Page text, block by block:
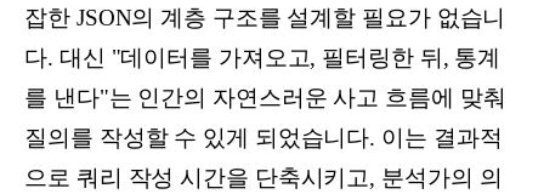
잡한 JSON의 계층 구조를 설계할 필요가 없습니
다. 대신 "데이터를 가져오고, 필터링한 뒤, 통계
를 낸다"는 인간의 자연스러운 사고 흐름에 맞춰
질의를 작성할 수 있게 되었습니다. 이는 결과적
으로 쿼리 작성 시간을 단축시키고, 분석가의 의